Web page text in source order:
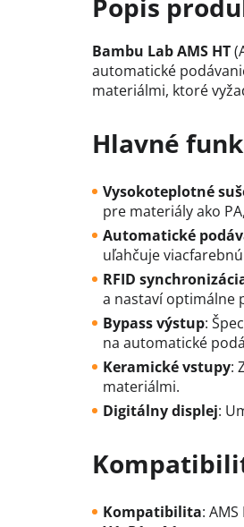
Bambu Lab AMS HT
automatické
materiálmi, ktoré
Hlavné
Vysokoteplotné
pre materiály ako
Automatické
uľahčuje
RFID
a nastaví optimálne
Bypass výstup:
na automatické
Keramické vstupy:
materiálmi.
Digitálny displej:
Kompatibilita: